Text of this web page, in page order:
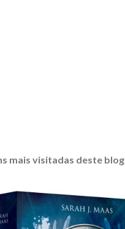
mais visitadas deste blog